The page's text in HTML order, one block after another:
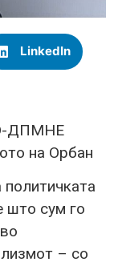
LinkedIn
ДПМНЕ
на Орбан
што сум го
– со